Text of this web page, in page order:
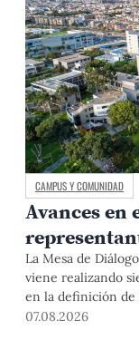
CAMPUS Y COMUNIDAD
Avances en
La Mesa de
viene realizando
en la definición de
07.08.2026